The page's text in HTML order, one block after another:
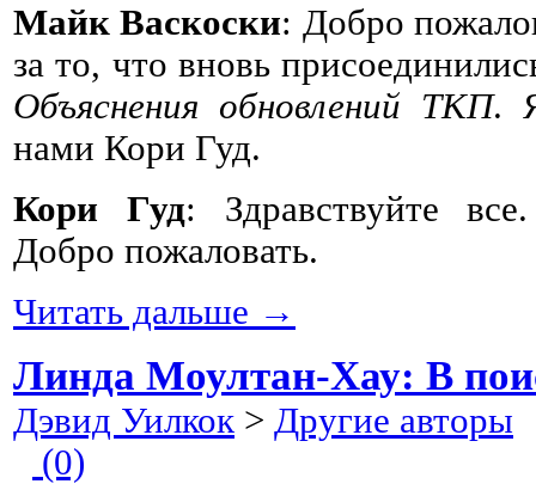
Майк Васкоски: Добро
за то, что вновь
Объяснения обновлений ТКП.
нами Кори Гуд.
Кори Гуд: Здравствуйте
Добро пожаловать.
Читать дальше →
Линда Моултан-Хау: В
Дэвид Уилкок > Другие авторы
(0)